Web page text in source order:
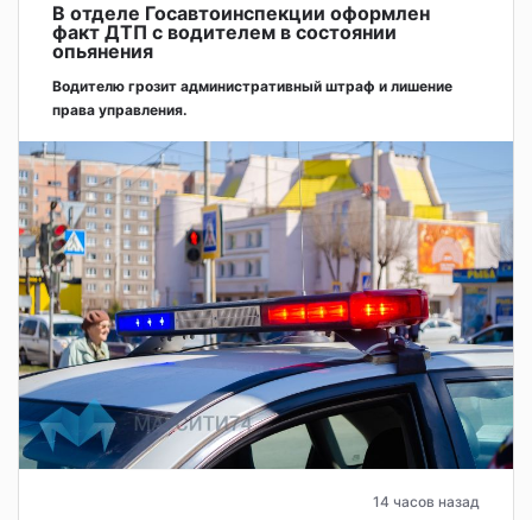
В отделе Госавтоинспекции оформлен
факт ДТП с водителем в состоянии
опьянения
Водителю грозит административный штраф и лишение
права управления.
14 часов назад